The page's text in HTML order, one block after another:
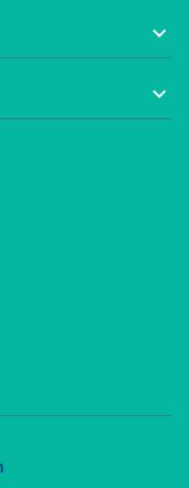

